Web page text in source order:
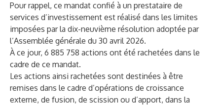
Pour rappel, ce mandat confié à un prestataire de
services d’investissement est réalisé dans les limites
imposées par la dix-neuvième résolution adoptée par
l’Assemblée générale du 30 avril 2026.
À ce jour, 6 885 758 actions ont été rachetées dans le
cadre de ce mandat.
Les actions ainsi rachetées sont destinées à être
remises dans le cadre d’opérations de croissance
externe, de fusion, de scission ou d’apport, dans la